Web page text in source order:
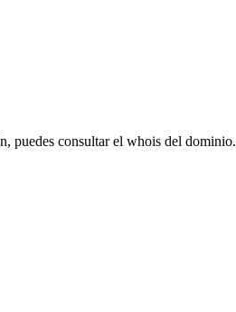
puedes consultar el whois del dominio.